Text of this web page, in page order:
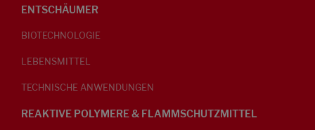
ENTSCHÄUMER
BIOTECHNOLOGIE
LEBENSMITTEL
TECHNISCHE ANWENDUNGEN
REAKTIVE POLYMERE & FLAMMSCHUTZMITTEL